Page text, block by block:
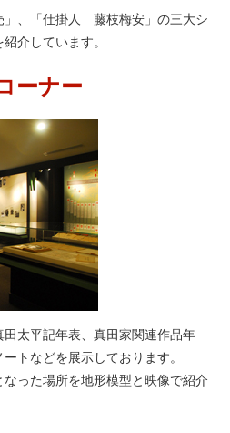
」、「仕掛人 藤枝梅安」の三大シ
介しています。
ーナー
太平記年表、真田家関連作品年
トなどを展示しております。
った場所を地形模型と映像で紹介